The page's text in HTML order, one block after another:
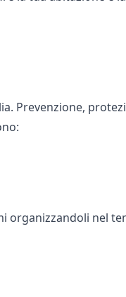
Prevenzione,
organizzandoli nel